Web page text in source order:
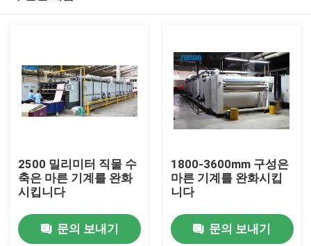
2500 밀리미터 직물 수
축은 마른 기계를 완화
시킵니다
문의 보내기
1800-3600mm 구성은
마른 기계를 완화시킵
니다
문의 보내기